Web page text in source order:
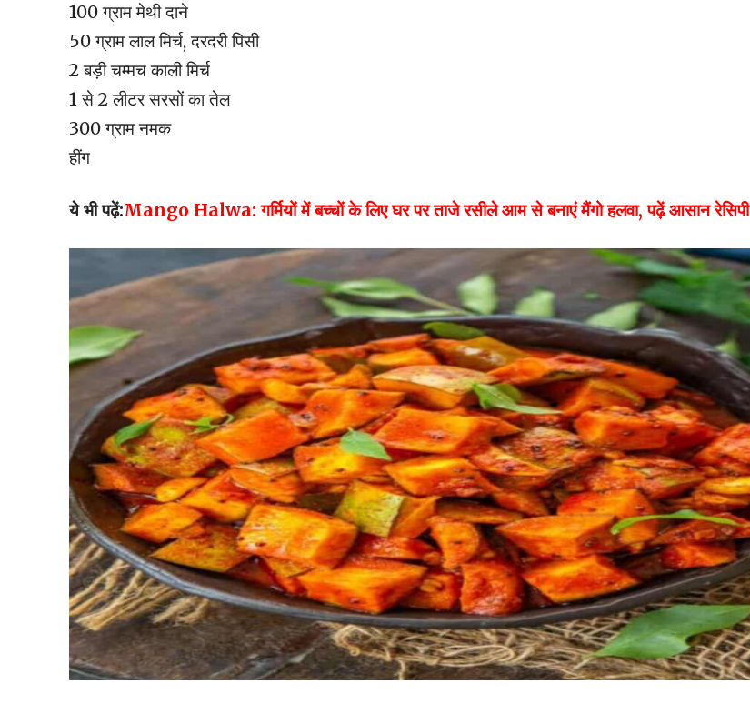
100 ग्राम मेथी दाने
50 ग्राम लाल मिर्च, दरदरी पिसी
2 बड़ी चम्मच काली मिर्च
1 से 2 लीटर सरसों का तेल
300 ग्राम नमक
हींग
ये भी पढ़ें:Mango Halwa: गर्मियों में बच्चों के लिए घर पर ताजे रसीले आम से बनाएं मैंगो हलवा, पढ़ें आसान रेसिपी